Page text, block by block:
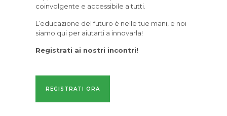
coinvolgente e accessibile a tutti.
L’educazione del futuro è nelle tue mani, e noi
siamo qui per aiutarti a innovarla!
Registrati ai nostri incontri!
REGISTRATI ORA